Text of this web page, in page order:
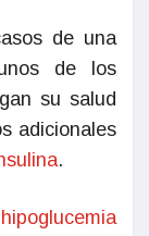
de una
de los
su salud
adicionales
.